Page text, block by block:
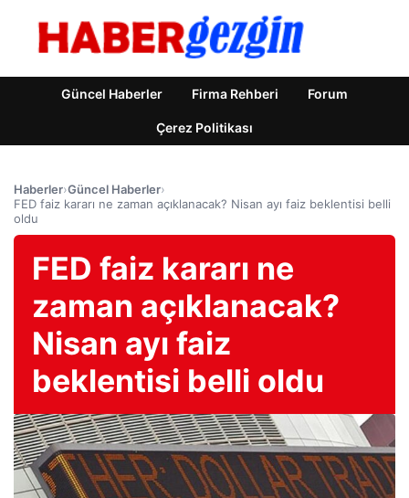
Güncel Haberler Firma Rehberi Forum
Çerez Politikası
Haberler›Güncel Haberler›
FED faiz kararı ne zaman açıklanacak? Nisan ayı faiz beklentisi belli
oldu
FED faiz kararı ne
zaman açıklanacak?
Nisan ayı faiz
beklentisi belli oldu